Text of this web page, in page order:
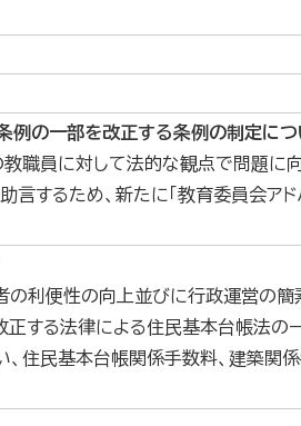
例の一部を改正する条例の制定につ
職員に対して法的な観点で問題に
するため、新たに「教育委員会アド
の利便性の向上並びに行政運営の
する法律による住民基本台帳法の
住民基本台帳関係手数料、建築関